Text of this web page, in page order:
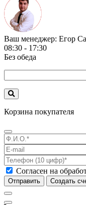
Ваш менеджер: Егор
08:30 - 17:30
Без обеда
Корзина покупателя
Согласен на
Отправить